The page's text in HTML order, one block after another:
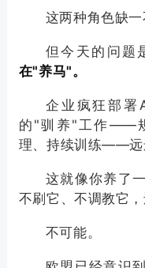
这两种角色缺一
但今天的问题
在"养马"。
企业疯狂部署
的"驯养"工作——
理、持续训练——远
这就像你养了
不刷它、不调教它，
不可能。